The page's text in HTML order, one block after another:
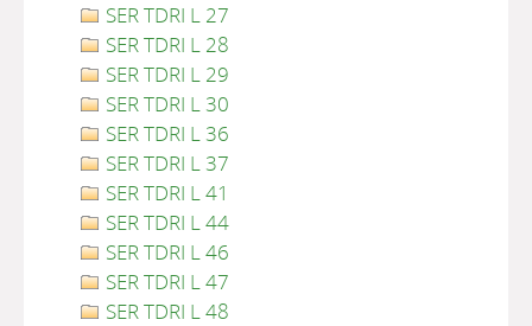
SER TDRI L 27
SER TDRI L 28
SER TDRI L 29
SER TDRI L 30
SER TDRI L 36
SER TDRI L 37
SER TDRI L 41
SER TDRI L 44
SER TDRI L 46
SER TDRI L 47
SER TDRI L 48